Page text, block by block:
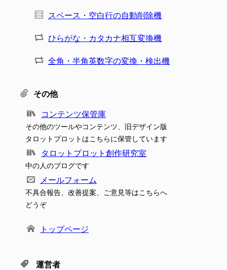
スペース・空白行の自動削除機
ひらがな・カタカナ相互変換機
全角・半角英数字の変換・検出機
その他
コンテンツ保管庫
その他のツールやコンテンツ、旧デザイン版
タロットプロットはこちらに保管しています
タロットプロット創作研究室
中の人のブログです
メールフォーム
不具合報告、改善提案、ご意見等はこちらへ
どうぞ
トップページ
運営者